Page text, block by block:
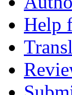
Help